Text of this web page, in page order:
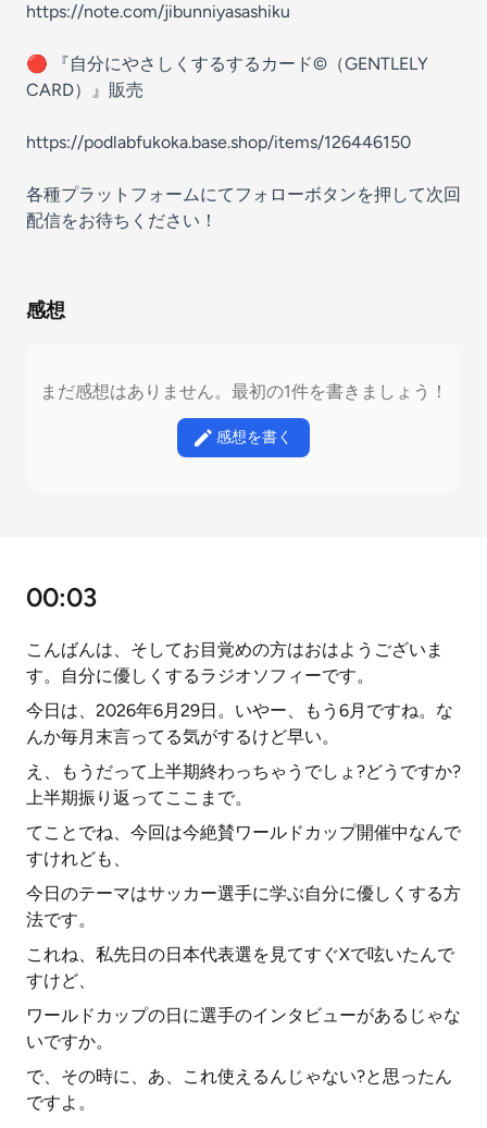
⁠https://note.com/jibunniyasashiku⁠
⁠🔴⁠ 『自分にやさしくするするカード©（GENTLELY
CARD）』販売
⁠https://podlabfukoka.base.shop/items/126446150⁠
各種プラットフォームにてフォローボタンを押して次回
配信をお待ちください！
感想
まだ感想はありません。最初の1件を書きましょう！
感想を書く
00:03
こんばんは、そしてお目覚めの方はおはようございま
す。自分に優しくするラジオソフィーです。
今日は、2026年6月29日。いやー、もう6月ですね。な
んか毎月末言ってる気がするけど早い。
え、もうだって上半期終わっちゃうでしょ?どうですか?
上半期振り返ってここまで。
てことでね、今回は今絶賛ワールドカップ開催中なんで
すけれども、
今日のテーマはサッカー選手に学ぶ自分に優しくする方
法です。
これね、私先日の日本代表選を見てすぐXで呟いたんで
すけど、
ワールドカップの日に選手のインタビューがあるじゃな
いですか。
で、その時に、あ、これ使えるんじゃない?と思ったん
ですよ。